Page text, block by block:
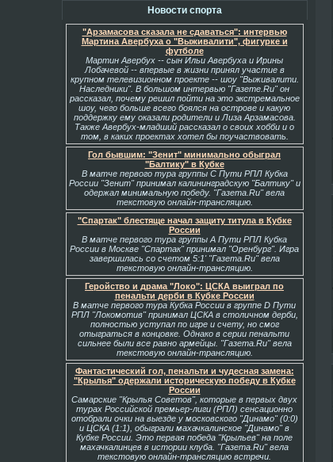
Новости спорта
"Арзамасова сказала не сдаваться": интервью
Мартина Авербуха о "Выживалити", фигурке и
футболе
Мартин Авербух -- сын Ильи Авербуха и Ирины
Лобачевой -- впервые в жизни принял участие в
крупном телевизионном проекте -- шоу "Выживалити.
Наследники". В большом интервью "Газете.Ru" он
рассказал, почему решил пойти на это экстремальное
шоу, чего больше всего боялся на острове и какую
поддержку ему оказали родители и Лиза Арзамасова.
Также Авербух-младший рассказал о своих хобби и о
том, в каких проектах хотел бы поучаствовать.
Гол бывшим: "Зенит" минимально обыграл
"Балтику" в Кубке
В матче первого тура группы С Пути РПЛ Кубка
России "Зенит" принимал калининградскую "Балтику" и
одержал минимальную победу. "Газета.Ru" вела
текстовую онлайн-трансляцию.
"Спартак" блестяще начал защиту титула в Кубке
России
В матче первого тура группы А Пути РПЛ Кубка
России в Москве "Спартак" принимал "Оренбург". Игра
завершилась со счетом 5:1' "Газета.Ru" вела
текстовую онлайн-трансляцию.
Геройство и драма "Локо": ЦСКА выиграл по
пенальти дерби в Кубке России
В матче первого тура Кубка России в группе D Пути
РПЛ "Локомотив" принимал ЦСКА в столичном дерби,
полностью уступал по игре и счету, но смог
отыграться в концовке. Однако в серии пенальти
сильнее были все равно армейцы. "Газета.Ru" вела
текстовую онлайн-трансляцию.
Фантастический гол, пенальти и чудесная замена:
"Крылья" одержали историческую победу в Кубке
России
Самарские "Крылья Советов", которые в первых двух
турах Российской премьер-лиги (РПЛ) сенсационно
отобрали очки на выезде у московского "Динамо" (0:0)
и ЦСКА (1:1), обыграли махачкалинское "Динамо" в
Кубке России. Это первая победа "Крыльев" на поле
махачкалинцев в истории клуба. "Газета.Ru" вела
текстовую онлайн-трансляцию встречи.